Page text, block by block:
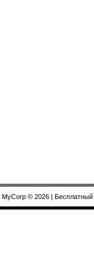
MyCorp © 2026 | Бесплатный